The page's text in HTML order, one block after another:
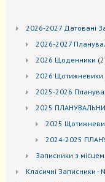
2026-2027 Датовані
2026-2027
2026 Щоденники 2
2026 Щотижневики
2025-2026
2025
2025
2024-2025
Записники з
Kласичні Записники -